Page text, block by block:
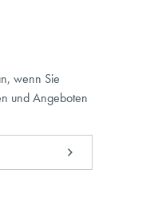
wenn Sie
und Angeboten